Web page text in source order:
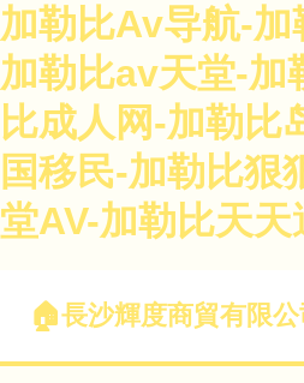
加勒比Av导航-
加勒比av天堂-加
比成人网-加勒比
国移民-加勒比狠
堂AV-加勒比天天
長沙輝度商貿有限公